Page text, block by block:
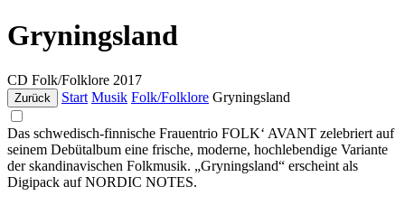
Gryningsland
CD Folk/Folklore 2017
Zurück Start Musik Folk/Folklore Gryningsland
Das schwedisch-finnische Frauentrio FOLK‘ AVANT zelebriert auf
seinem Debütalbum eine frische, moderne, hochlebendige Variante
der skandinavischen Folkmusik. „Gryningsland“ erscheint als
Digipack auf NORDIC NOTES.